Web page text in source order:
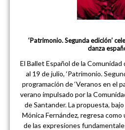
‘Patrimonio. Segunda edición’
danza
El Ballet Español de la
al 19 de julio, ‘Patrimonio.
programación de ‘Veranos en el
verano impulsado por la
de Santander. La propuesta,
Mónica Fernández, regresa
de las expresiones